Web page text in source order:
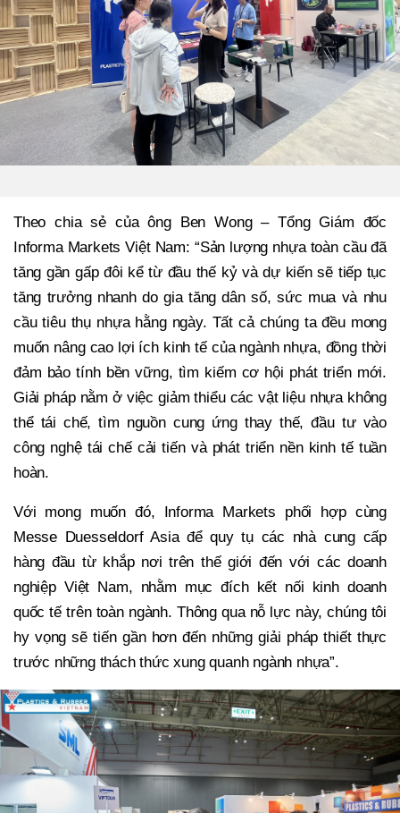
Theo chia sẻ của ông Ben Wong – Tổng Giám đốc
Informa Markets Việt Nam: “Sản lượng nhựa toàn cầu đã
tăng gần gấp đôi kể từ đầu thế kỷ và dự kiến sẽ tiếp tục
tăng trưởng nhanh do gia tăng dân số, sức mua và nhu
cầu tiêu thụ nhựa hằng ngày. Tất cả chúng ta đều mong
muốn nâng cao lợi ích kinh tế của ngành nhựa, đồng thời
đảm bảo tính bền vững, tìm kiếm cơ hội phát triển mới.
Giải pháp nằm ở việc giảm thiểu các vật liệu nhựa không
thể tái chế, tìm nguồn cung ứng thay thế, đầu tư vào
công nghệ tái chế cải tiến và phát triển nền kinh tế tuần
hoàn.
Với mong muốn đó, Informa Markets phối hợp cùng
Messe Duesseldorf Asia để quy tụ các nhà cung cấp
hàng đầu từ khắp nơi trên thế giới đến với các doanh
nghiệp Việt Nam, nhằm mục đích kết nối kinh doanh
quốc tế trên toàn ngành. Thông qua nỗ lực này, chúng tôi
hy vọng sẽ tiến gần hơn đến những giải pháp thiết thực
trước những thách thức xung quanh ngành nhựa”.